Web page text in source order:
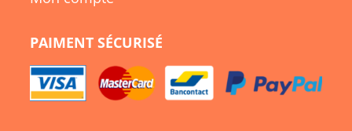
PAIMENT SÉCURISÉ